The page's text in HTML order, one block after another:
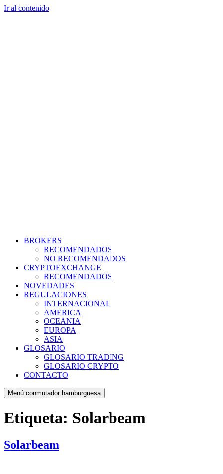
Ir al contenido
BROKERS
RECOMENDADOS
NO RECOMENDADOS
CRYPTOEXCHANGE
RECOMENDADOS
NOVEDADES
REGULACIONES
INTERNACIONAL
AMERICA
OCEANIA
EUROPA
ASIA
GLOSARIO
GLOSARIO TRADING
GLOSARIO CRYPTO
CONTACTO
Menú conmutador hamburguesa
Etiqueta: Solarbeam
Solarbeam